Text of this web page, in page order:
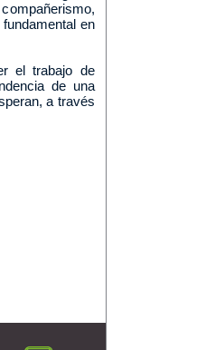
en
el trabajo de
de una
a través